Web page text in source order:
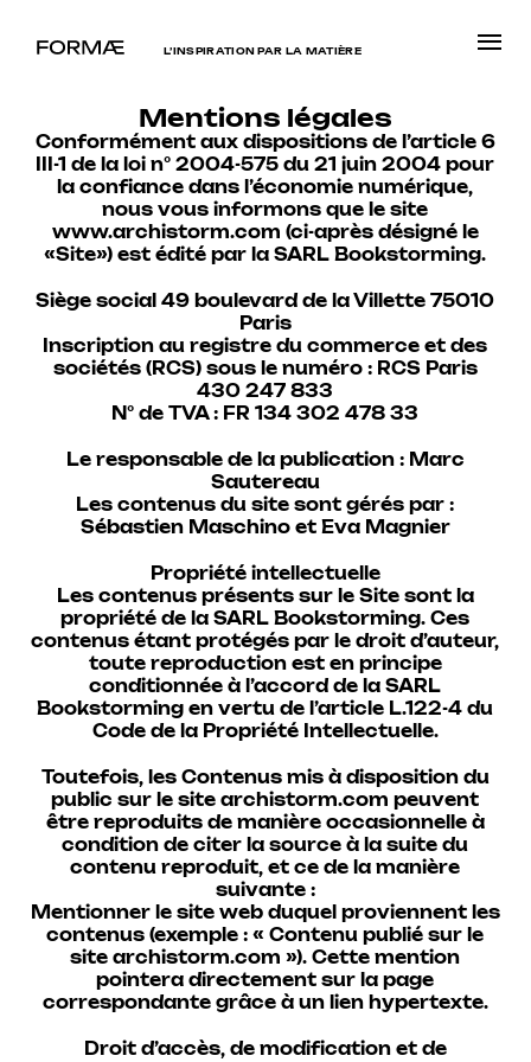
L’INSPIRATION PAR LA MATIÈRE
Mentions légales
Conformément aux dispositions de l’article 6
III-1 de la loi n° 2004-575 du 21 juin 2004 pour
la confiance dans l’économie numérique,
nous vous informons que le site
www.archistorm.com (ci-après désigné le
«Site») est édité par la SARL Bookstorming.
Siège social 49 boulevard de la Villette 75010
Paris
Inscription au registre du commerce et des
sociétés (RCS) sous le numéro : RCS Paris
430 247 833
N° de TVA : FR 134 302 478 33
Le responsable de la publication : Marc
Sautereau
Les contenus du site sont gérés par :
Sébastien Maschino et Eva Magnier
Propriété intellectuelle
Les contenus présents sur le Site sont la
propriété de la SARL Bookstorming. Ces
contenus étant protégés par le droit d’auteur,
toute reproduction est en principe
conditionnée à l’accord de la SARL
Bookstorming en vertu de l’article L.122-4 du
Code de la Propriété Intellectuelle.
Toutefois, les Contenus mis à disposition du
public sur le site archistorm.com peuvent
être reproduits de manière occasionnelle à
condition de citer la source à la suite du
contenu reproduit, et ce de la manière
suivante :
Mentionner le site web duquel proviennent les
contenus (exemple : « Contenu publié sur le
site archistorm.com »). Cette mention
pointera directement sur la page
correspondante grâce à un lien hypertexte.
Droit d’accès, de modification et de